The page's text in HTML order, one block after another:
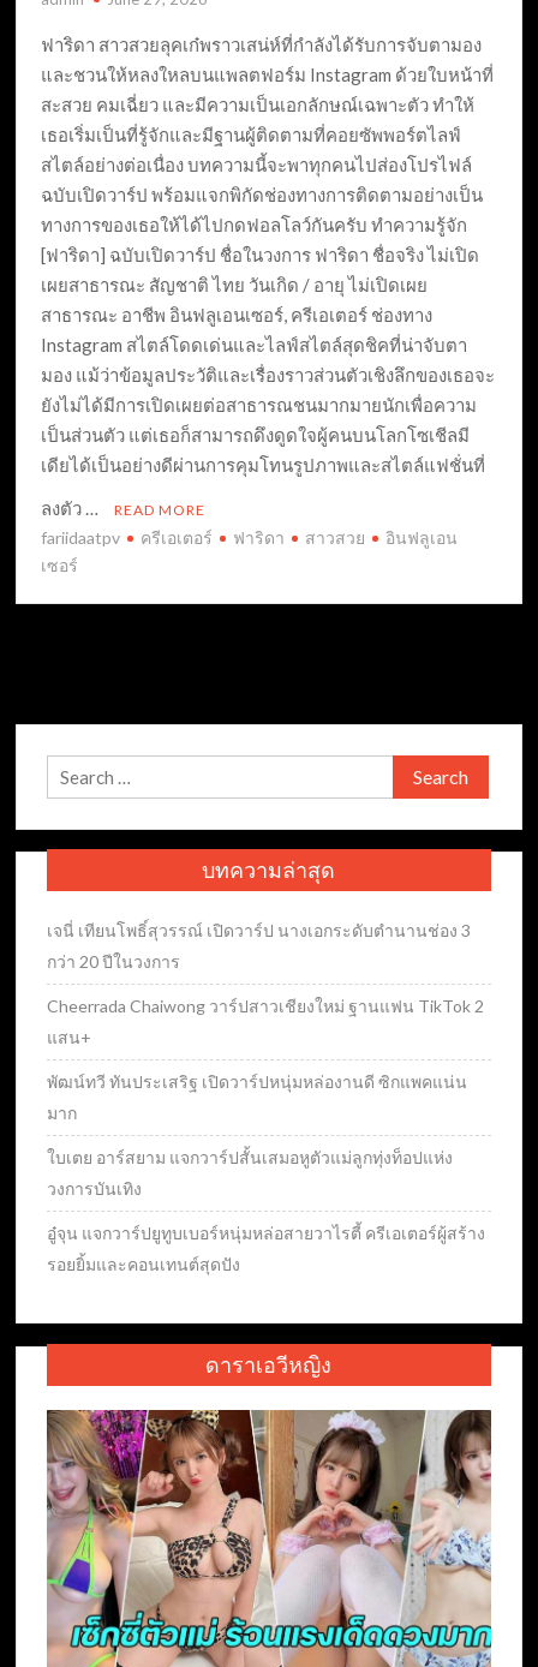
ฟาริดา สาวสวยลุคเก๋พราวเสน่ห์ที่กำลังได้รับการจับตามอง
และชวนให้หลงใหลบนแพลตฟอร์ม Instagram ด้วยใบหน้าที่
สะสวย คมเฉี่ยว และมีความเป็นเอกลักษณ์เฉพาะตัว ทำให้
เธอเริ่มเป็นที่รู้จักและมีฐานผู้ติดตามที่คอยซัพพอร์ตไลฟ์
สไตล์อย่างต่อเนื่อง บทความนี้จะพาทุกคนไปส่องโปรไฟล์
ฉบับเปิดวาร์ป พร้อมแจกพิกัดช่องทางการติดตามอย่างเป็น
ทางการของเธอให้ได้ไปกดฟอลโลว์กันครับ ทำความรู้จัก
[ฟาริดา] ฉบับเปิดวาร์ป ชื่อในวงการ ฟาริดา ชื่อจริง ไม่เปิด
เผยสาธารณะ สัญชาติ ไทย วันเกิด / อายุ ไม่เปิดเผย
สาธารณะ อาชีพ อินฟลูเอนเซอร์, ครีเอเตอร์ ช่องทาง
Instagram สไตล์โดดเด่นและไลฟ์สไตล์สุดชิคที่น่าจับตา
มอง แม้ว่าข้อมูลประวัติและเรื่องราวส่วนตัวเชิงลึกของเธอจะ
ยังไม่ได้มีการเปิดเผยต่อสาธารณชนมากมายนักเพื่อความ
เป็นส่วนตัว แต่เธอก็สามารถดึงดูดใจผู้คนบนโลกโซเชีลมี
เดียได้เป็นอย่างดีผ่านการคุมโทนรูปภาพและสไตล์แฟชั่นที่
ลงตัว …
READ MORE
fariidaatpv ครีเอเตอร์ ฟาริดา สาวสวย
อินฟลูเอน
เซอร์
Search
for:
บทความล่าสุด
เจนี่ เทียนโพธิ์สุวรรณ์ เปิดวาร์ป นางเอกระดับตำนานช่อง 3
กว่า 20 ปีในวงการ
Cheerrada Chaiwong วาร์ปสาวเชียงใหม่ ฐานแฟน TikTok 2
แสน+
พัฒน์ทวี ทันประเสริฐ เปิดวาร์ปหนุ่มหล่องานดี ซิกแพคแน่น
มาก
ใบเตย อาร์สยาม แจกวาร์ปสั้นเสมอหูตัวแม่ลูกทุ่งท็อปแห่ง
วงการบันเทิง
อู๋จุน แจกวาร์ปยูทูบเบอร์หนุ่มหล่อสายวาไรตี้ ครีเอเตอร์ผู้สร้าง
รอยยิ้มและคอนเทนต์สุดปัง
ดาราเอวีหญิง